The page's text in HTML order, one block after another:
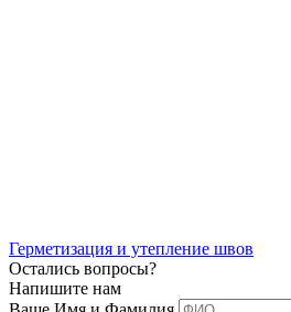
Герметизация и утепление швов
Остались вопросы?
Напишите нам